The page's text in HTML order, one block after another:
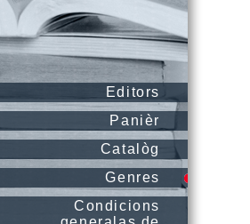
Editors
Panièr
Catalòg
Genres
Condicions